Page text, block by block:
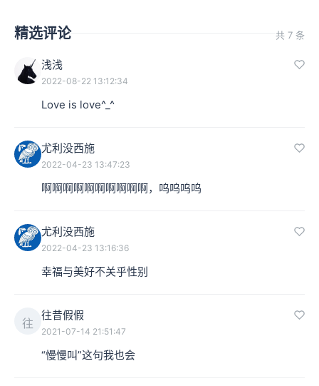
精选评论 共 7 条
浅浅
2022-08-22 13:12:34
Love is love^_^
尤利没西施
2022-04-23 13:47:23
啊啊啊啊啊啊啊啊啊啊，呜呜呜呜
尤利没西施
2022-04-23 13:16:36
幸福与美好不关乎性别
往
往昔假假
2021-07-14 21:51:47
“慢慢叫”这句我也会